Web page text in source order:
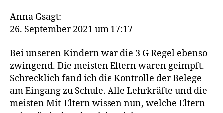
Anna Gsagt:
26. September 2021 um 17:17
Bei unseren Kindern war die 3 G Regel ebenso
zwingend. Die meisten Eltern waren geimpft.
Schrecklich fand ich die Kontrolle der Belege
am Eingang zu Schule. Alle Lehrkräfte und die
meisten Mit-Eltern wissen nun, welche Eltern